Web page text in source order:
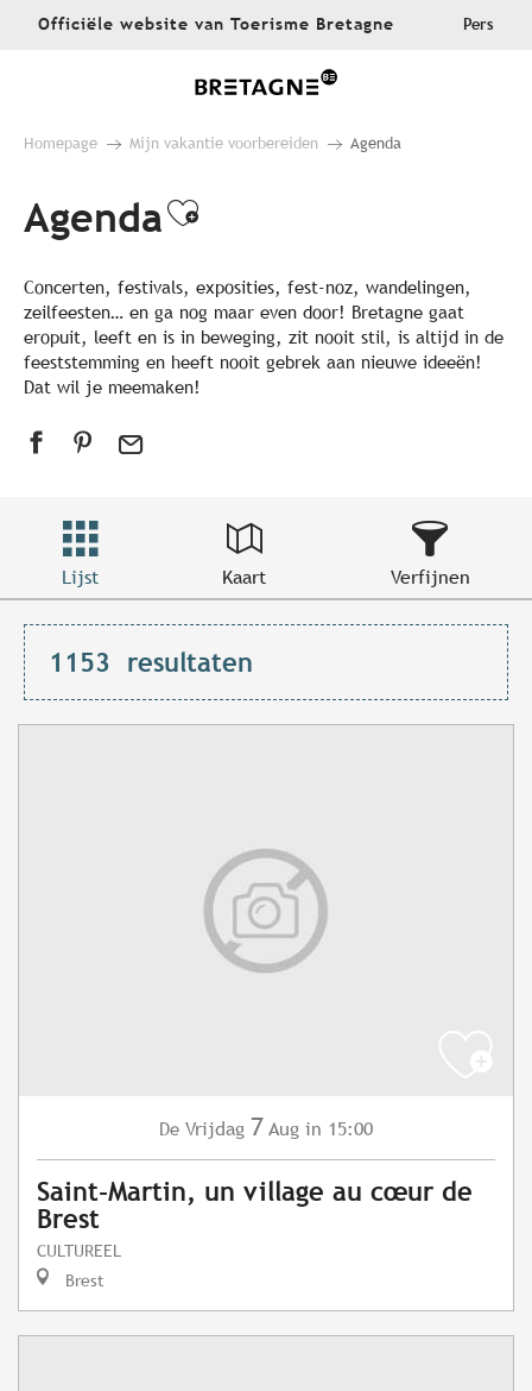
AllerOfficiële website van Toerisme Bretagne Pers
Homepage Mijn vakantie voorbereiden Agenda
AgendaAjouter aux favoris
Concerten, festivals, exposities, fest-noz, wandelingen,
zeilfeesten… en ga nog maar even door! Bretagne gaat
eropuit, leeft en is in beweging, zit nooit stil, is altijd in de
feeststemming en heeft nooit gebrek aan nieuwe ideeën!
Dat wil je meemaken!
Lijst Kaart Verfijnen
1153 resultaten
De Vrijdag 7 Aug in 15:00
Saint-Martin, un village au cœur de
Brest
CULTUREEL
Brest